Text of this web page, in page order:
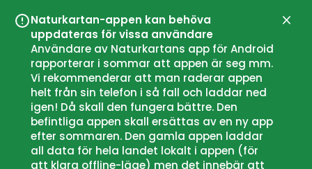
Naturkartan-appen kan behöva
uppdateras för vissa användare
Användare av Naturkartans app för Android
rapporterar i sommar att appen är seg mm.
Vi rekommenderar att man raderar appen
helt från sin telefon i så fall och laddar ned
igen! Då skall den fungera bättre. Den
befintliga appen skall ersättas av en ny app
efter sommaren. Den gamla appen laddar
all data för hela landet lokalt i appen (för
att klara offline-läge) men det innebär att